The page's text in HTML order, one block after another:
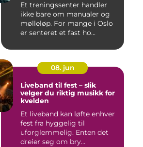
Et treningssenter handler
ikke bare om manualer og
mølleløp. For mange i Oslo
er senteret et fast ho...
08. jun
Liveband til fest – slik
velger du riktig musikk for
kvelden
Et liveband kan løfte enhver
fest fra hyggelig til
uforglemmelig. Enten det
dreier seg om bry...